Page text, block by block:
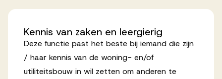
Kennis van zaken en leergierig
Deze functie past het beste bij iemand die zijn
/ haar kennis van de woning- en/of
utiliteitsbouw in wil zetten om anderen te